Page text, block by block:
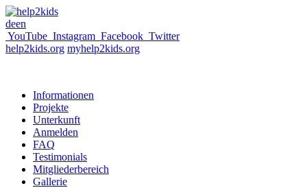
deen
YouTube Instagram Facebook Twitter
help2kids.org myhelp2kids.org
Informationen
Projekte
Unterkunft
Anmelden
FAQ
Testimonials
Mitgliederbereich
Gallerie